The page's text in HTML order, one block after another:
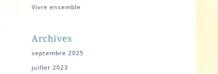
Vivre ensemble
Archives
septembre 2025
juillet 2023